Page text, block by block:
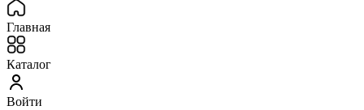
Главная
Каталог
Войти